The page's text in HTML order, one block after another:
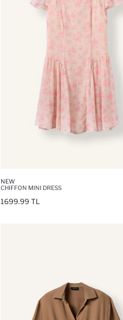
NEW
CHIFFON MINI DRESS
1699.99 TL